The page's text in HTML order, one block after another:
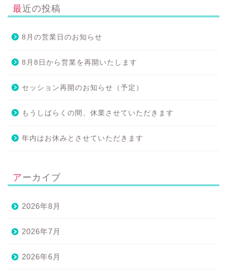
最近の投稿
8月の営業日のお知らせ
8月8日から営業を再開いたします
セッション再開のお知らせ（予定）
もうしばらくの間、休業させていただきます
年内はお休みとさせていただきます
アーカイブ
2026年8月
2026年7月
2026年6月